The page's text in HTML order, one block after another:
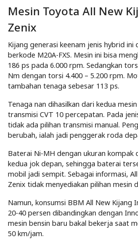
Mesin Toyota All New
Zenix
Kijang generasi keenam jenis hybrid ini
berkode M20A-FXS. Mesin ini bisa
186 ps pada 6.000 rpm. Sedangkan
Nm dengan torsi 4.400 – 5.200 rpm.
tambahan tenaga sebesar 113 ps.
Tenaga nan dihasilkan dari kedua
transmisi CVT 10 percepatan. Pada
tidak ada pilihan transmisi manual.
berubah, ialah jadi penggerak roda
Baterai Ni-MH dengan ukuran kompak
kedua jok depan, sehingga baterai
mobil jadi sempit. Sebagai informasi,
Zenix tidak menyediakan pilihan mesin
Namun, konsumsi BBM All New Kijang
20-40 persen dibandingkan dengan
mesin bensin baru bakal bekerja saat
50 km/jam.